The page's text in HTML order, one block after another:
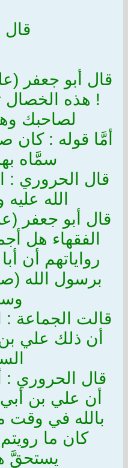
قال
قال أبو جعفر
! هذه الخصال
لصاحبك
أمَّا قوله : كان
سمَّاه
قال الحروري :
الله
قال أبو جعفر
الفقهاء هل
رواياتهم أن
برسول الله
قالت الجماعة :
أن ذلك علي
قال الحروري
أن علي بن
بالله في وقت
كان ما
يستحقَّ